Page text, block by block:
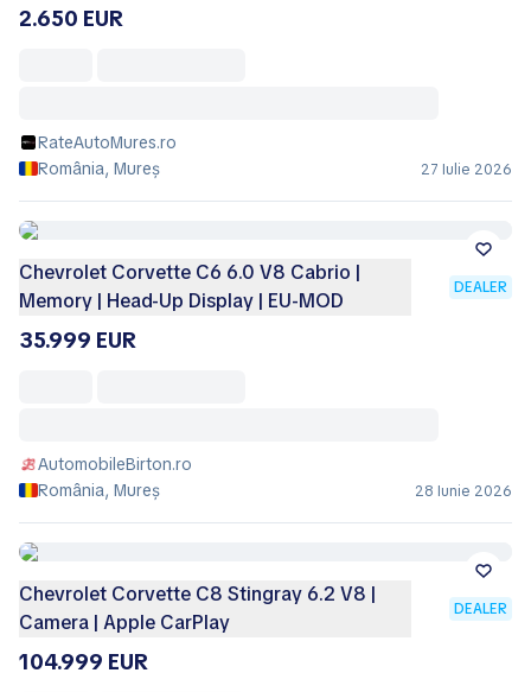
2.650 EUR
RateAutoMures.ro
România, Mureș
27 Iulie 2026
Chevrolet Corvette C6 6.0 V8 Cabrio |
Memory | Head-Up Display | EU-MOD
DEALER
35.999 EUR
AutomobileBirton.ro
România, Mureș
28 Iunie 2026
Chevrolet Corvette C8 Stingray 6.2 V8 |
Camera | Apple CarPlay
DEALER
104.999 EUR